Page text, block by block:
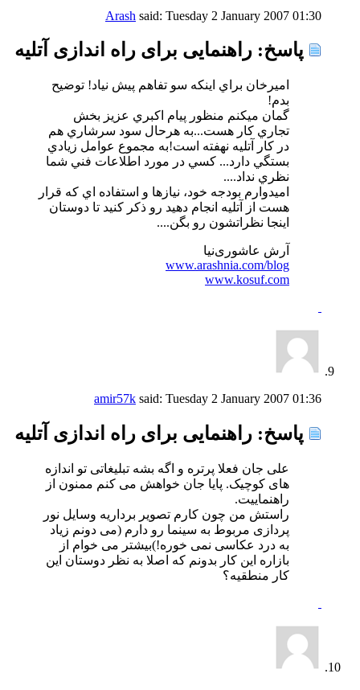
Arash said: Tuesday 2 January 2007 01:30
پاسخ: راهنمایی برای راه اندازی آتلیه
اميرخان براي اينكه سو تفاهم پيش نياد! توضيح
بدم!
گمان ميكنم منظور پيام اكبري عزيز بخش
تجاري كار هست...به هرحال سود سرشاري هم
در كار آتليه نهفته است!به مجموع عوامل زيادي
بستگي دارد... كسي در مورد اطلاعات فني شما
نظري نداد....
اميدوارم بودجه خود، نيازها و استفاده اي كه قرار
هست از آتليه انجام دهيد رو ذكر كنيد تا دوستان
اينجا نظراتشون رو بگن....
آرش عاشوری‌نیا
www.arashnia.com/blog
www.kosuf.com
amir57k said: Tuesday 2 January 2007 01:36
پاسخ: راهنمایی برای راه اندازی آتلیه
علی جان فعلا پرتره و اگه بشه تبلیغاتی تو اندازه
های کوچیک. پایا جان خواهش می کنم ممنون از
راهنماییت.
راستش من چون کارم تصویر برداریه وسایل نور
پردازی مربوط به سینما رو دارم (می دونم زیاد
به درد عکاسی نمی خوره!)بیشتر می خوام از
بازاره این کار بدونم که اصلا به نظر دوستان این
کار منطقیه؟